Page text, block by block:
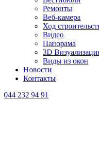
Ремонты
Веб-камера
Ход
Видео
Панорама
3D
Виды из окон
Новости
Контакты
044 232 94 91